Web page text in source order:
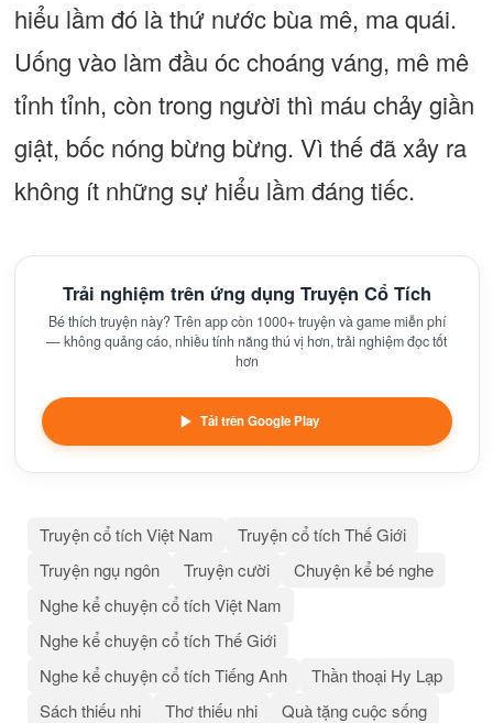
hiểu lầm đó là thứ nước bùa mê, ma quái.
Uống vào làm đầu óc choáng váng, mê mê
tỉnh tỉnh, còn trong người thì máu chảy giần
giật, bốc nóng bừng bừng. Vì thế đã xảy ra
không ít những sự hiểu lầm đáng tiếc.
Trải nghiệm trên ứng dụng Truyện Cổ Tích
Bé thích truyện này? Trên app còn 1000+ truyện và game miễn phí
— không quảng cáo, nhiều tính năng thú vị hơn, trải nghiệm đọc tốt
hơn
Tải trên Google Play
Truyện cổ tích Việt Nam
Truyện cổ tích Thế Giới
Truyện ngụ ngôn
Truyện cười
Chuyện kể bé nghe
Nghe kể chuyện cổ tích Việt Nam
Nghe kể chuyện cổ tích Thế Giới
Nghe kể chuyện cổ tích Tiếng Anh
Thần thoại Hy Lạp
Sách thiếu nhi
Thơ thiếu nhi
Quà tặng cuộc sống